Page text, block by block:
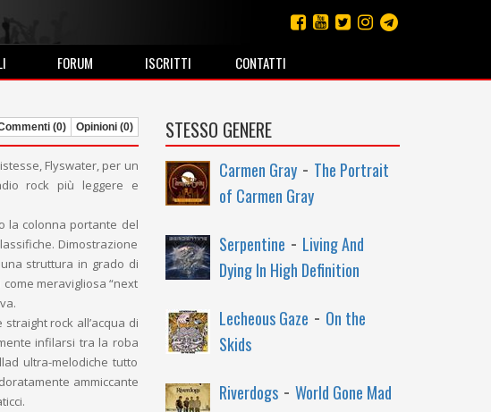
FORUM ISCRITTI CONTATTI
(0) Opinioni (0)
Flyswater, per un
rock più leggere e
la colonna portante del
Dimostrazione
struttura in grado di
meravigliosa “next
rock all’acqua di
infilarsi tra la roba
ultra-melodiche tutto
ammiccante
STESSO GENERE
Carmen Gray- The Portrait
of Carmen Gray
Serpentine - Living And
Dying In High Definition
Lecheous Gaze - On the
Skids
Riverdogs- World Gone Mad